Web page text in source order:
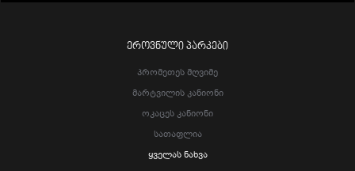
ᲔᲠᲝᲕᲜᲣᲚᲘ ᲞᲐᲠᲙᲔᲑᲘ
Პრომეთეს Მღვიმე
Მარტვილის Კანიონი
Ოკაცეს Კანიონი
Სათაფლია
Ყველას Ნახვა